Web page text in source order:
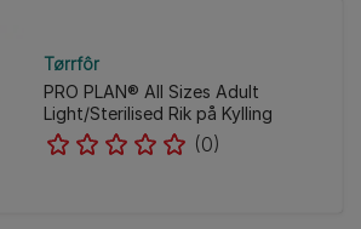
Tørrfôr
PRO PLAN® All Sizes Adult
Light/Sterilised Rik på Kylling
(0)